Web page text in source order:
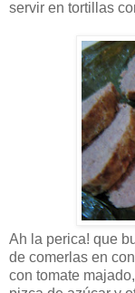
servir en tortillas
Ah la perica! que
de comerlas en
con tomate